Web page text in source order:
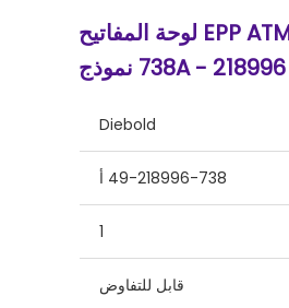
اللغة الكازاخستانية EPP ATM لوحة المفاتيح
Diebold
49-218996-738 أ
1
قابل للتفاوض